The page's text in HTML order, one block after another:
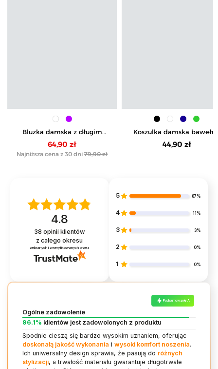
Bluzka damska z długim
rękawem i subtelnym haftem
64,90 zł
Najniższa cena z 30 dni 79,90 zł
Koszulka damska
Premium T-shirt dekolt w
serek
44,90 zł
4.8
38 opinii klientów
z całego okresu
zebranych i zweryfikowanych przez
5 87%
4 11%
3 3%
2 0%
1 0%
Podsumowanie AI
Ogólne zadowolenie
96.1% klientów jest zadowolonych z produktu
Spodnie cieszą się bardzo wysokim uznaniem, oferując
doskonałą jakość wykonania iwysoki komfort noszenia.
Ich uniwersalny design sprawia, że pasują do różnych
stylizacji, a trwałość materiału gwarantuje długotrwałe